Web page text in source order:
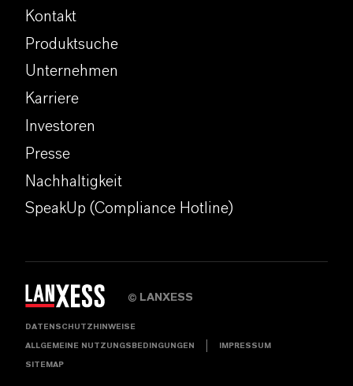
Kontakt
Produktsuche
Unternehmen
Karriere
Investoren
Presse
Nachhaltigkeit
SpeakUp (Compliance Hotline)
© LANXESS
DATENSCHUTZHINWEISE
ALLGEMEINE NUTZUNGSBEDINGUNGEN IMPRESSUM
SITEMAP